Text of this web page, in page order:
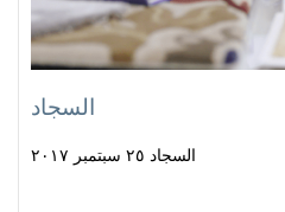
السجاد
السجاد ٢٥ سبتمبر ٢٠١٧